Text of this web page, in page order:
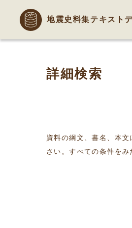
地震史料集テキスト
詳細検索
資料の綱文、書名、本
さい。すべての条件をみ